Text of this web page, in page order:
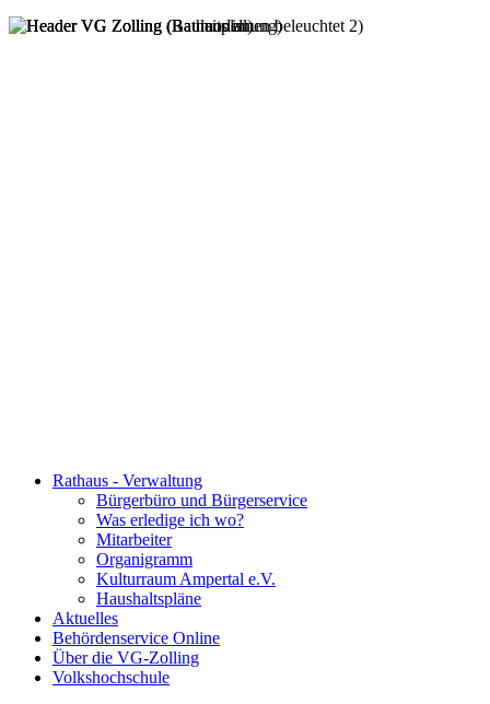
Rathaus - Verwaltung
Bürgerbüro und Bürgerservice
Was erledige ich wo?
Mitarbeiter
Organigramm
Kulturraum Ampertal e.V.
Haushaltspläne
Aktuelles
Behördenservice Online
Über die VG-Zolling
Volkshochschule